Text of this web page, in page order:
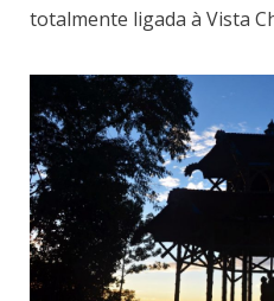
totalmente ligada à Vista